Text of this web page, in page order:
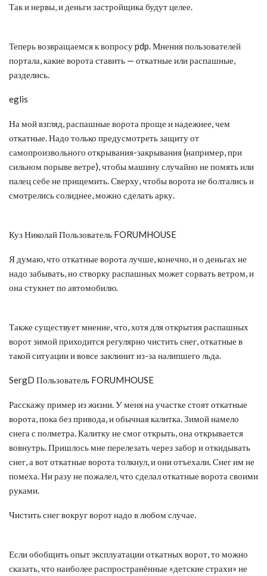
Так и нервы, и деньги застройщика будут целее.
Теперь возвращаемся к вопросу pdp. Мнения пользователей
портала, какие ворота ставить — откатные или распашные,
разделись.
eglis
На мой взгляд, распашные ворота проще и надежнее, чем
откатные. Надо только предусмотреть защиту от
самопроизвольного открывания-закрывания (например, при
сильном порыве ветре), чтобы машину случайно не помять или
палец себе не прищемить. Сверху, чтобы ворота не болтались и
смотрелись солиднее, можно сделать арку.
Куз Николай Пользователь FORUMHOUSE
Я думаю, что откатные ворота лучше, конечно, и о деньгах не
надо забывать, но створку распашных может сорвать ветром, и
она стукнет по автомобилю.
Также существует мнение, что, хотя для открытия распашных
ворот зимой приходится регулярно чистить снег, откатные в
такой ситуации и вовсе заклинит из-за налипшего льда.
SergD Пользователь FORUMHOUSE
Расскажу пример из жизни. У меня на участке стоят откатные
ворота, пока без привода, и обычная калитка. Зимой намело
снега с полметра. Калитку не смог открыть, она открывается
вовнутрь. Пришлось мне перелезать через забор и откидывать
снег, а вот откатные ворота толкнул, и они отъехали. Снег им не
помеха. Ни разу не пожалел, что сделал откатные ворота своими
руками.
Чистить снег вокруг ворот надо в любом случае.
Если обобщить опыт эксплуатации откатных ворот, то можно
сказать, что наиболее распространённые «детские страхи» не